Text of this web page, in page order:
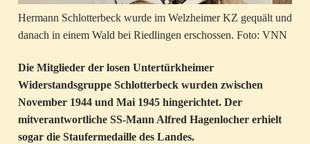
Hermann Schlotterbeck wurde im Welzheimer KZ gequält und
danach in einem Wald bei Riedlingen erschossen. Foto: VNN
Die Mitglieder der losen Untertürkheimer
Widerstandsgruppe Schlotterbeck wurden zwischen
November 1944 und Mai 1945 hingerichtet. Der
mitverantwortliche SS-Mann Alfred Hagenlocher erhielt
sogar die Staufermedaille des Landes.